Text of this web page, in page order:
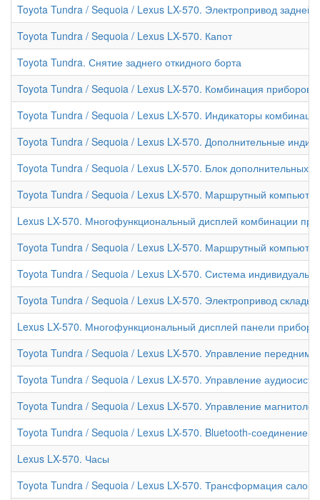
Toyota Tundra / Sequoia / Lexus LX-570. Электропривод
Toyota Tundra / Sequoia / Lexus LX-570. Капот
Toyota Tundra. Снятие заднего откидного борта
Toyota Tundra / Sequoia / Lexus LX-570. Комбинация приборов
Toyota Tundra / Sequoia / Lexus LX-570. Индикаторы
Toyota Tundra / Sequoia / Lexus LX-570. Дополнительные
Toyota Tundra / Sequoia / Lexus LX-570. Блок дополнительных
Toyota Tundra / Sequoia / Lexus LX-570. Маршрутный компьютер
Lexus LX-570. Многофункциональный дисплей комбинации
Toyota Tundra / Sequoia / Lexus LX-570. Маршрутный компьютер
Toyota Tundra / Sequoia / Lexus LX-570. Система
Toyota Tundra / Sequoia / Lexus LX-570. Электропривод
Lexus LX-570. Многофункциональный дисплей панели
Toyota Tundra / Sequoia / Lexus LX-570. Управление передним
Toyota Tundra / Sequoia / Lexus LX-570. Управление
Toyota Tundra / Sequoia / Lexus LX-570. Управление
Toyota Tundra / Sequoia / Lexus LX-570. Bluetooth-соединение
Lexus LX-570. Часы
Toyota Tundra / Sequoia / Lexus LX-570. Трансформация салона